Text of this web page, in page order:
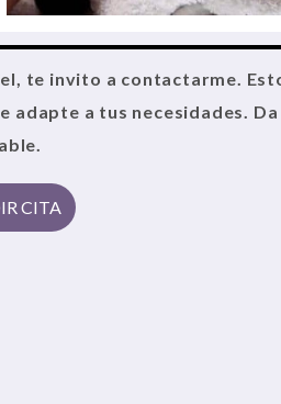
te invito a contactarme.
a tus necesidades.
CITA